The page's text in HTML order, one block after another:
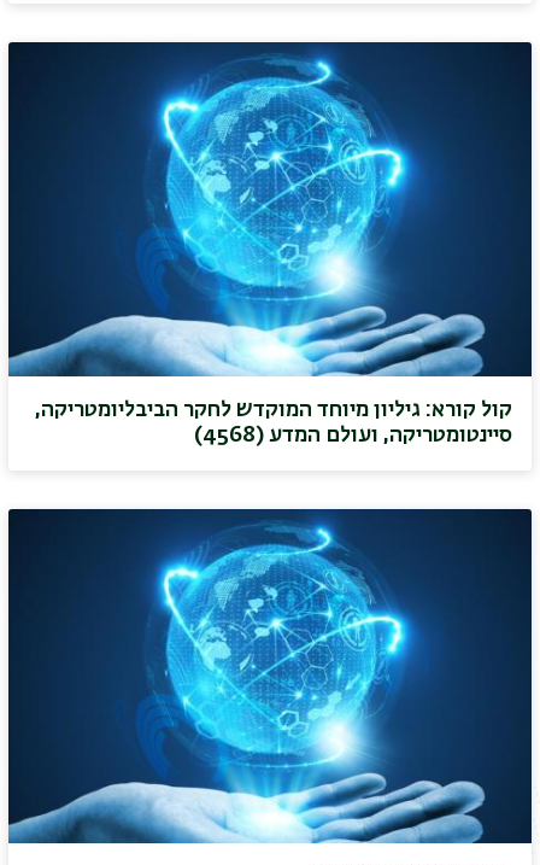
קול קורא: גיליון מיוחד המוקדש לחקר הביבליומטריקה,
סיינטומטריקה, ועולם המדע (4568)